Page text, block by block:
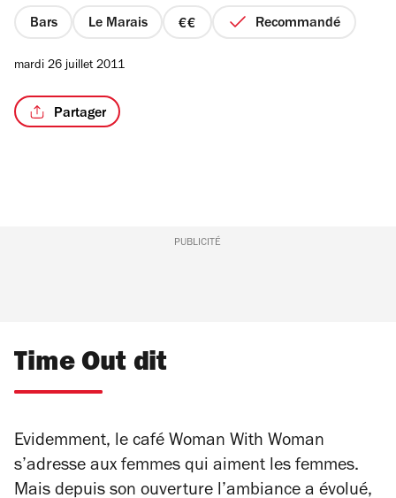
étoiles
Bars Le Marais
prix
Recommandé
mardi 26 juillet 2011
Partager
PUBLICITÉ
Time Out dit
Evidemment, le café Woman With Woman
s’adresse aux femmes qui aiment les femmes.
Mais depuis son ouverture l’ambiance a évolué,